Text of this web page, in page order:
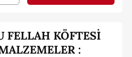
FELLAH KÖFTESİ
: